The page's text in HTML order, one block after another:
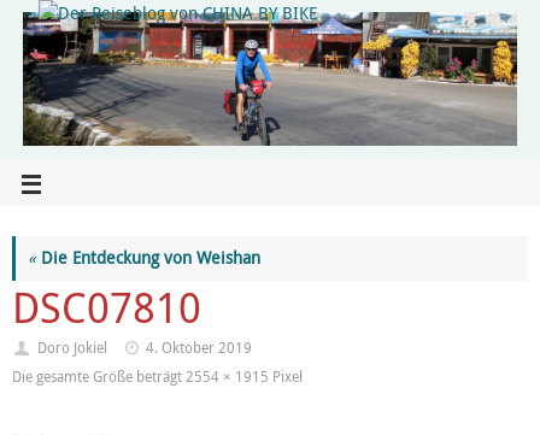
«Die Entdeckung von Weishan
DSC07810
Doro Jokiel
4. Oktober 2019
Die gesamte Größe beträgt2554 × 1915 Pixel